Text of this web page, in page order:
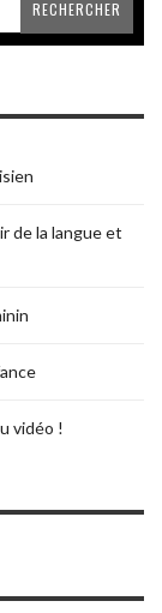
de la langue et
vidéo !